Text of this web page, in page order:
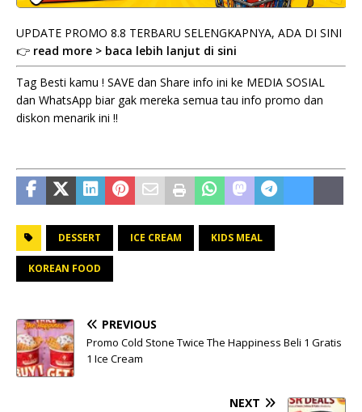
UPDATE PROMO 8.8 TERBARU SELENGKAPNYA, ADA DI SINI
👉 read more > baca lebih lanjut di sini
Tag Besti kamu ! SAVE dan Share info ini ke MEDIA SOSIAL
dan WhatsApp biar gak mereka semua tau info promo dan
diskon menarik ini !!
DESSERT ICE CREAM KIDS MEAL
KOREAN FOOD
PREVIOUS
Promo Cold Stone Twice The Happiness Beli 1 Gratis
1 Ice Cream
NEXT